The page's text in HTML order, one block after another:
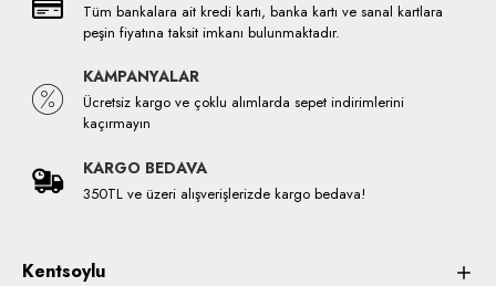
Tüm bankalara ait kredi kartı, banka kartı ve sanal kartlara
peşin fiyatına taksit imkanı bulunmaktadır.
KAMPANYALAR
Ücretsiz kargo ve çoklu alımlarda sepet indirimlerini
kaçırmayın
KARGO BEDAVA
350TL ve üzeri alışverişlerizde kargo bedava!
Kentsoylu